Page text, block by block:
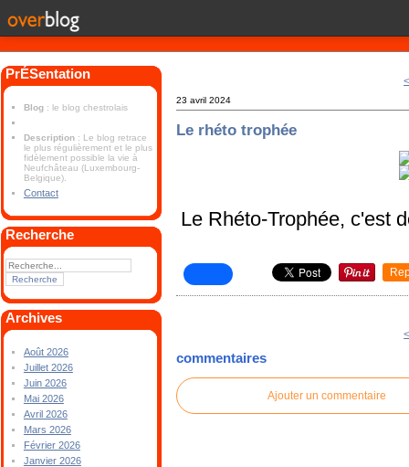
PrÉSentation
Blog : le blog chestrolais
Description : Le blog retrace
le plus régulièrement et le plus
fidèlement possible la vie à
Neufchâteau (Luxembourg-
Belgique).
Contact
Recherche
Archives
Août 2026
Juillet 2026
Juin 2026
Mai 2026
Avril 2026
Mars 2026
Février 2026
Janvier 2026
23 avril 2024
Le rhéto trophée
Le Rhéto-Trophée, c'est
commentaires
Ajouter un commentaire